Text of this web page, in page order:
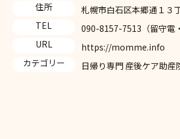
住所
札幌市白石区本郷通１３
TEL
090-8157-7513（留守電
URL
https://momme.info
カテゴリー
日帰り専門 産後ケア助産